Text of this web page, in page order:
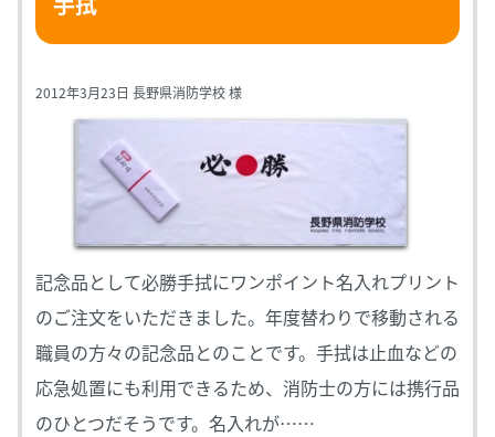
2012年3月23日 長野県消防学校 様
記念品として必勝手拭にワンポイント名入れプリント
のご注文をいただきました。年度替わりで移動される
職員の方々の記念品とのことです。手拭は止血などの
応急処置にも利用できるため、消防士の方には携行品
のひとつだそうです。名入れが……